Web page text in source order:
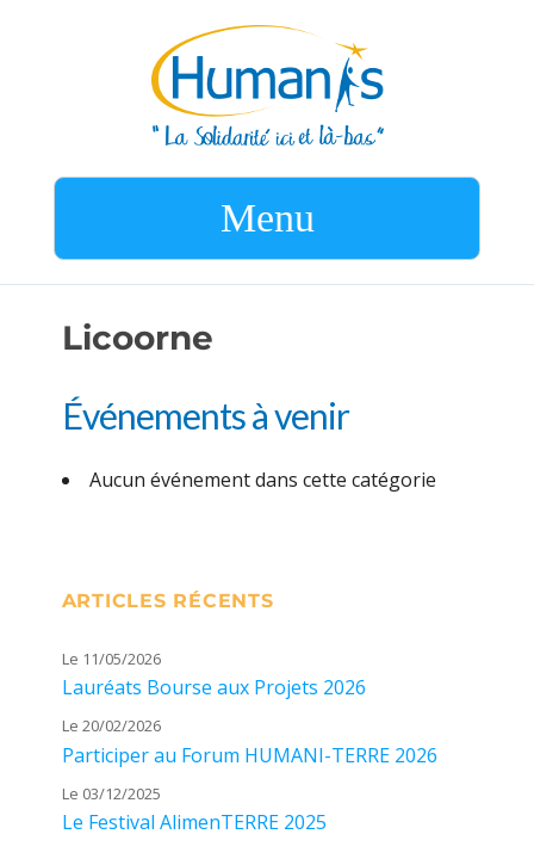
Menu
Licoorne
Événements à venir
Aucun événement dans cette catégorie
ARTICLES RÉCENTS
Le 11/05/2026
Lauréats Bourse aux Projets 2026
Le 20/02/2026
Participer au Forum HUMANI-TERRE 2026
Le 03/12/2025
Le Festival AlimenTERRE 2025